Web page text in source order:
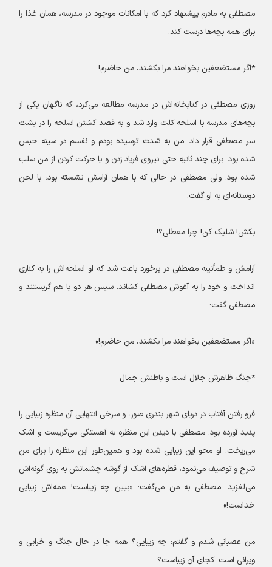
مصطفی به مادرم پیشنهاد کرد که با امکانات موجود در مدرسه، همان غذا را
برای همه بچه‌ها درست کند.
*اگر مستضعفین بخواهند مرا بکشند، من حاضرم!
روزی مصطفی در کتابخانه‌اش در مدرسه مطالعه می‌کرد، که ناگهان یکی از
بچه‌های مدرسه با اسلحه کلت وارد شد و به قصد کشتن اسلحه را در پشت
سر مصطفی قرار داد. من به شدت ترسیده بودم و نفسم در سینه حبس
شده بود. برای چند ثانیه حتی نیروی فریاد زدن و یا حرکت کردن از من سلب
شده بود. ولی مصطفی در حالی که با همان آرامش نشسته بود، با لحن
دوستانه‌ای به او گفت:
بکش! شلیک کن! چرا معطلی؟!
آرامش و طمأنینه مصطفی در برخورد باعث شد که او اسلحه‌اش را به کناری
انداخت و خود را به آغوش مصطفی کشاند. سپس هر دو با هم گریستند و
مصطفی گفت:
«اگر مستضعفین بخواهند مرا بکشند، من حاضرم!»
*جنگ ظاهرش جلال است و باطنش جمال
فرو رفتن آفتاب در دریای شهر بندری صور، و سرخی انتهایی آن منظره زیبایی را
پدید آورده بود. مصطفی با دیدن این منظره به آهستگی می‌گریست و اشک
می‌ریخت. او محو این زیبایی شده بود و همین‌طور این منظره را برای من
شرح و توصیف می‌نمود، قطره‌های اشک از گوشه چشمانش به روی گونه‌اش
می‌لغزید. مصطفی به من می‌گفت: «ببین چه زیباست! همه‌اش زیبایی
خداست!»
من عصبانی شدم و گفتم: چه زیبایی؟ همه جا در حال جنگ و خرابی و
ویرانی است. کجای آن زیباست؟